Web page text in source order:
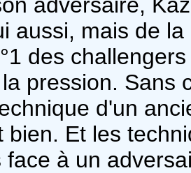
aussi, mais de
des
pression. Sans
d'un
bien. Et les
face à un